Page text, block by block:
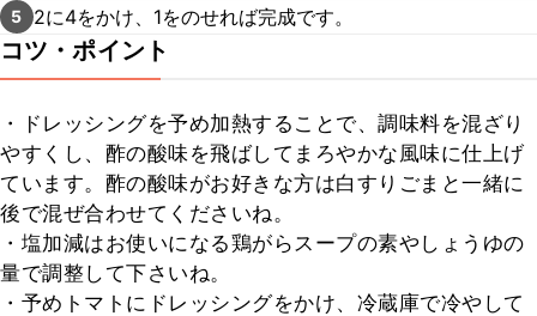
5 2に4をかけ、1をのせれば完成です。
コツ・ポイント
・ドレッシングを予め加熱することで、調味料を混ざり
やすくし、酢の酸味を飛ばしてまろやかな風味に仕上げ
ています。酢の酸味がお好きな方は白すりごまと一緒に
後で混ぜ合わせてくださいね。
・塩加減はお使いになる鶏がらスープの素やしょうゆの
量で調整して下さいね。
・予めトマトにドレッシングをかけ、冷蔵庫で冷やして